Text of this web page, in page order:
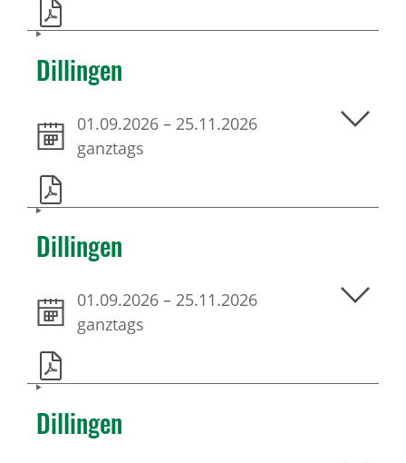
Dillingen
01.09.2026 – 25.11.2026
ganztags
Dillingen
01.09.2026 – 25.11.2026
ganztags
Dillingen